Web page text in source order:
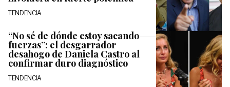
TENDENCIA
“No sé de dónde estoy sacando
fuerzas”: el desgarrador
desahogo de Daniela Castro al
confirmar duro diagnóstico
TENDENCIA